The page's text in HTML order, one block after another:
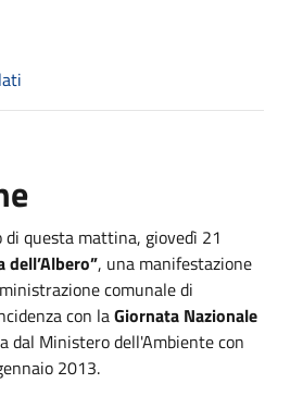
di questa mattina, giovedì 21
dell’Albero”, una manifestazione
comunale di
con laGiornata Nazionale
dal Ministero dell'Ambiente con
2013.